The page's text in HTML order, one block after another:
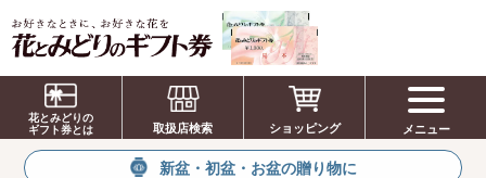
お祝い、お盆、新盆、お彼岸、喪中、お供
え、見舞い、返事、供花、線香贈答におすす
めのギフト
花とみどりの
ギフト券とは
取扱店検索 ショッピング メニュー
新盆・初盆・お盆の贈り物に